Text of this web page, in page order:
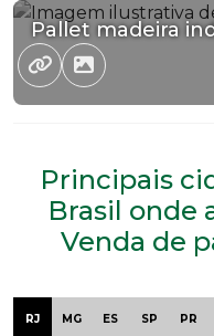
Pallet madeira
Principais
Brasil onde
Venda de
RJ MG ES SP PR